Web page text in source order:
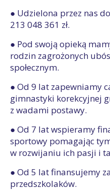
● Udzielona przez nas
213 048 361 zł.
● Pod swoją opieką
rodzin zagrożonych
społecznym.
● Od 9 lat zapewniamy
gimnastyki korekcyjnej
z wadami postawy.
● Od 7 lat wspieramy
sportowy pomagając
w rozwijaniu ich pasji i
● Od 5 lat finansujemy
przedszkolaków.